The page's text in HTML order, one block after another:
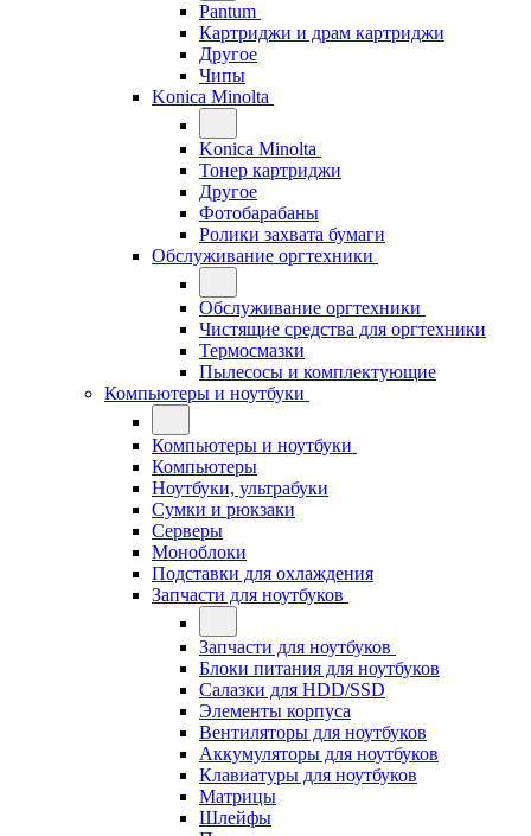
Pantum
Картриджи и драм картриджи
Другое
Чипы
Konica Minolta
Konica Minolta
Тонер картриджи
Другое
Фотобарабаны
Ролики захвата бумаги
Обслуживание оргтехники
Обслуживание оргтехники
Чистящие средства для оргтехники
Термосмазки
Пылесосы и комплектующие
Компьютеры и ноутбуки
Компьютеры и ноутбуки
Компьютеры
Ноутбуки, ультрабуки
Сумки и рюкзаки
Серверы
Моноблоки
Подставки для охлаждения
Запчасти для ноутбуков
Запчасти для ноутбуков
Блоки питания для ноутбуков
Салазки для HDD/SSD
Элементы корпуса
Вентиляторы для ноутбуков
Аккумуляторы для ноутбуков
Клавиатуры для ноутбуков
Матрицы
Шлейфы